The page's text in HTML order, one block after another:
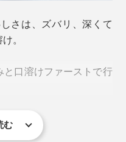
さは、ズバリ、深くて
。
口溶けファーストで行
ほぐして、塩漬けにし
む